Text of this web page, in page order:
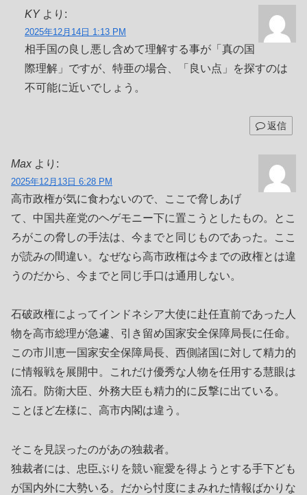
KY より:
2025年12月14日 1:13 PM
相手国の良し悪し含めて理解する事が「真の国
際理解」ですが、特亜の場合、「良い点」を探すのは
不可能に近いでしょう。
返信
Max より:
2025年12月13日 6:28 PM
高市政権が気に食わないので、ここで脅しあげ
て、中国共産党のヘゲモニー下に置こうとしたもの。とこ
ろがこの脅しの手法は、今までと同じものであった。ここ
が読みの間違い。なぜなら高市政権は今までの政権とは違
うのだから、今までと同じ手口は通用しない。
石破政権によってインドネシア大使に赴任直前であった人
物を高市総理が急遽、引き留め国家安全保障局長に任命。
この市川恵一国家安全保障局長、西側諸国に対して精力的
に情報戦を展開中。これだけ優秀な人物を任用する慧眼は
流石。防衛大臣、外務大臣も精力的に反撃に出ている。
ことほど左様に、高市内閣は違う。
そこを見誤ったのがあの独裁者。
独裁者には、忠臣ぶりを競い寵愛を得ようとする手下ども
が国内外に大勢いる。だから忖度にまみれた情報ばかりな